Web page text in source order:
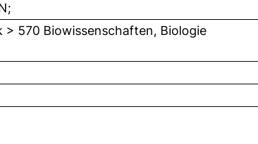
570 Biowissenschaften, Biologie